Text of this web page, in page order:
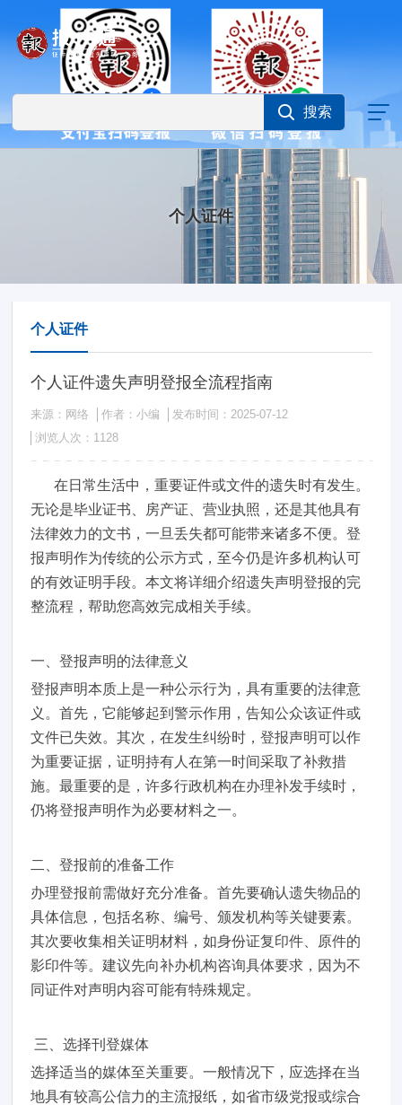
个人证件
个人证件
个人证件遗失声明登报全流程指南
来源：网络 作者：小编
发布时间：2025-07-12
浏览人次： 1128
在日常生活中，重要证件或文件的遗失时有发生。
无论是毕业证书、房产证、营业执照，还是其他具有
法律效力的文书，一旦丢失都可能带来诸多不便。登
报声明作为传统的公示方式，至今仍是许多机构认可
的有效证明手段。本文将详细介绍遗失声明登报的完
整流程，帮助您高效完成相关手续。
一、登报声明的法律意义
登报声明本质上是一种公示行为，具有重要的法律意
义。首先，它能够起到警示作用，告知公众该证件或
文件已失效。其次，在发生纠纷时，登报声明可以作
为重要证据，证明持有人在第一时间采取了补救措
施。最重要的是，许多行政机构在办理补发手续时，
仍将登报声明作为必要材料之一。
二、登报前的准备工作
办理登报前需做好充分准备。首先要确认遗失物品的
具体信息，包括名称、编号、颁发机构等关键要素。
其次要收集相关证明材料，如身份证复印件、原件的
影印件等。建议先向补办机构咨询具体要求，因为不
同证件对声明内容可能有特殊规定。
三、选择刊登媒体
选择适当的媒体至关重要。一般情况下，应选择在当
地具有较高公信力的主流报纸，如省市级党报或综合